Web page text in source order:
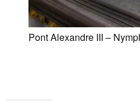
Pont Alexandre III –